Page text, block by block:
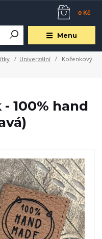
Menu
0 Kč
Univerzální
Koženkový
100% hand